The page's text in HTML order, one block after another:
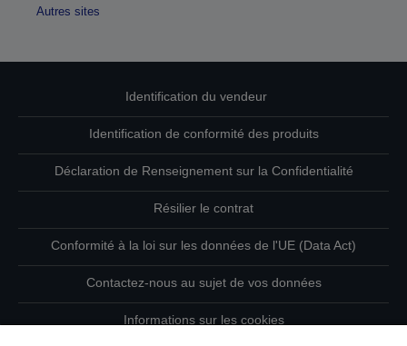
Autres sites
Identification du vendeur
Identification de conformité des produits
Déclaration de Renseignement sur la Confidentialité
Résilier le contrat
Conformité à la loi sur les données de l'UE (Data Act)
Contactez-nous au sujet de vos données
Informations sur les cookies